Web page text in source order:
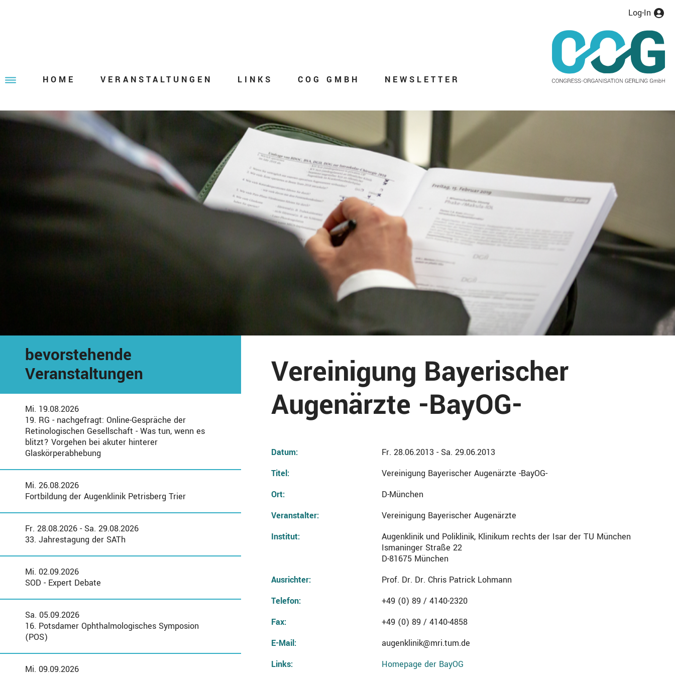
HOME VERANSTALTUNGEN LINKS COG GMBH NEWSLETTER
Log-In
Vereinigung Bayerischer
Augenärzte -BayOG-
Datum:
Fr. 28.06.2013 - Sa. 29.06.2013
Titel:
Vereinigung Bayerischer Augenärzte -BayOG-
Ort:
D-München
Veranstalter:
Vereinigung Bayerischer Augenärzte
Institut:
Augenklinik und Poliklinik, Klinikum rechts der Isar der TU München
Ismaninger Straße 22
D-81675 München
Ausrichter:
Prof. Dr. Dr. Chris Patrick Lohmann
Telefon:
+49 (0) 89 / 4140-2320
Fax:
+49 (0) 89 / 4140-4858
E-Mail:
augenklinik@mri.tum.de
Links:
Homepage der BayOG
bevorstehende
Veranstaltungen
Mi. 19.08.2026
19. RG - nachgefragt: Online-Gespräche der
Retinologischen Gesellschaft - Was tun, wenn es
blitzt? Vorgehen bei akuter hinterer
Glaskörperabhebung
Mi. 26.08.2026
Fortbildung der Augenklinik Petrisberg Trier
Fr. 28.08.2026 - Sa. 29.08.2026
33. Jahrestagung der SATh
Mi. 02.09.2026
SOD - Expert Debate
Sa. 05.09.2026
16. Potsdamer Ophthalmologisches Symposion
(POS)
Mi. 09.09.2026